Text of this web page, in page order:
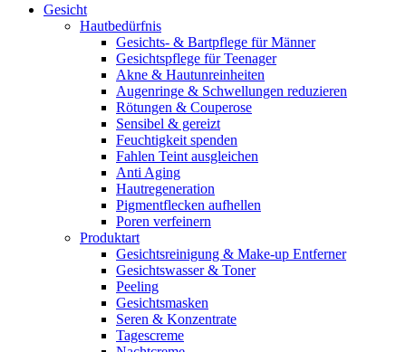
Gesicht
Hautbedürfnis
Gesichts- & Bartpflege für Männer
Gesichtspflege für Teenager
Akne & Hautunreinheiten
Augenringe & Schwellungen reduzieren
Rötungen & Couperose
Sensibel & gereizt
Feuchtigkeit spenden
Fahlen Teint ausgleichen
Anti Aging
Hautregeneration
Pigmentflecken aufhellen
Poren verfeinern
Produktart
Gesichtsreinigung & Make-up Entferner
Gesichtswasser & Toner
Peeling
Gesichtsmasken
Seren & Konzentrate
Tagescreme